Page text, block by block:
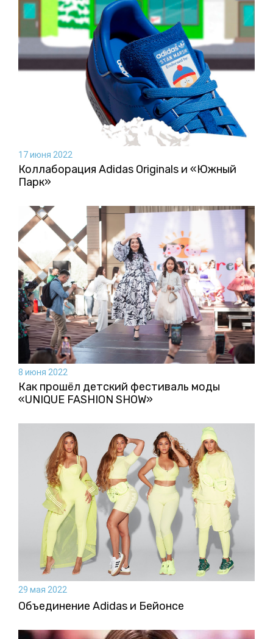
17 июня 2022
Коллаборация Аdidas Originals и «Южный
Парк»
8 июня 2022
Как прошёл детский фестиваль моды
«UNIQUE FASHION SHOW»
29 мая 2022
Объединение Adidas и Бейонсе